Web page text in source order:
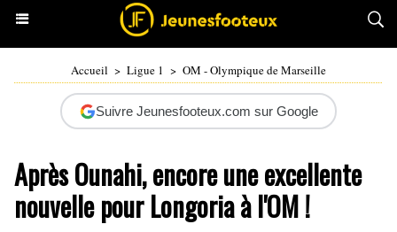
Accueil > Ligue 1 > OM - Olympique de Marseille
Suivre Jeunesfooteux.com sur Google
Après Ounahi, encore une excellente
nouvelle pour Longoria à l'OM !